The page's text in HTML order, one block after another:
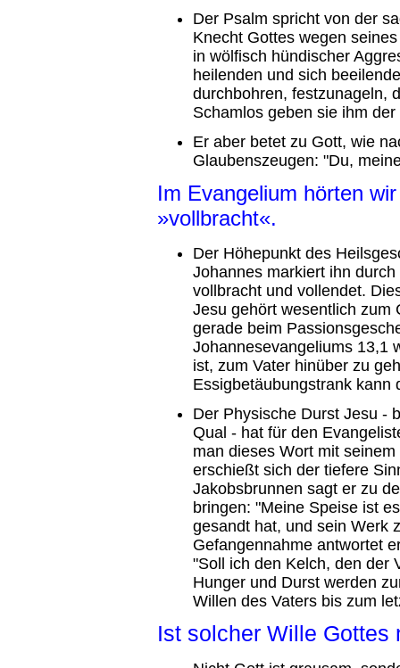
Der Psalm spricht von der
Knecht Gottes wegen
in wölfisch hündischer
heilenden und sich
durchbohren, festzunageln,
Schamlos geben sie ihm
Er aber betet zu Gott, wie
Glaubenszeugen: "Du,
Im Evangelium hörten
»vollbracht«.
Der Höhepunkt des
Johannes markiert ihn
vollbracht und vollendet.
Jesu gehört wesentlich zum
gerade beim
Johannesevangeliums 13,1
ist, zum Vater hinüber zu
Essigbetäubungstrank kann
Der Physische Durst Jesu -
Qual - hat für den
man dieses Wort mit
erschießt sich der tiefere
Jakobsbrunnen sagt er zu
bringen: "Meine Speise ist
gesandt hat, und sein Werk
Gefangennahme antwortet
"Soll ich den Kelch, den der
Hunger und Durst werden
Willen des Vaters bis zum
Ist solcher Wille Gottes